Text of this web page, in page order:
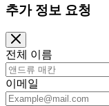
추가 정보 요청
전체 이름
이메일